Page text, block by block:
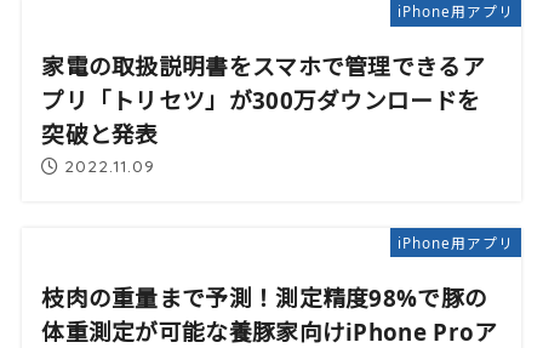
iPhone用アプリ
家電の取扱説明書をスマホで管理できるア
プリ「トリセツ」が300万ダウンロードを
突破と発表
2022.11.09
iPhone用アプリ
枝肉の重量まで予測！測定精度98%で豚の
体重測定が可能な養豚家向けiPhone Proア